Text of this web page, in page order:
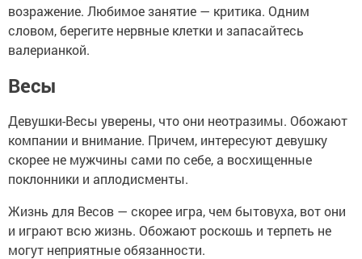
возражение. Любимое занятие — критика. Одним
словом, берегите нервные клетки и запасайтесь
валерианкой.
Весы
Девушки-Весы уверены, что они неотразимы. Обожают
компании и внимание. Причем, интересуют девушку
скорее не мужчины сами по себе, а восхищенные
поклонники и аплодисменты.
Жизнь для Весов — скорее игра, чем бытовуха, вот они
и играют всю жизнь. Обожают роскошь и терпеть не
могут неприятные обязанности.